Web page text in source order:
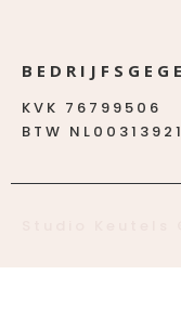
KVK 76799506
BTW